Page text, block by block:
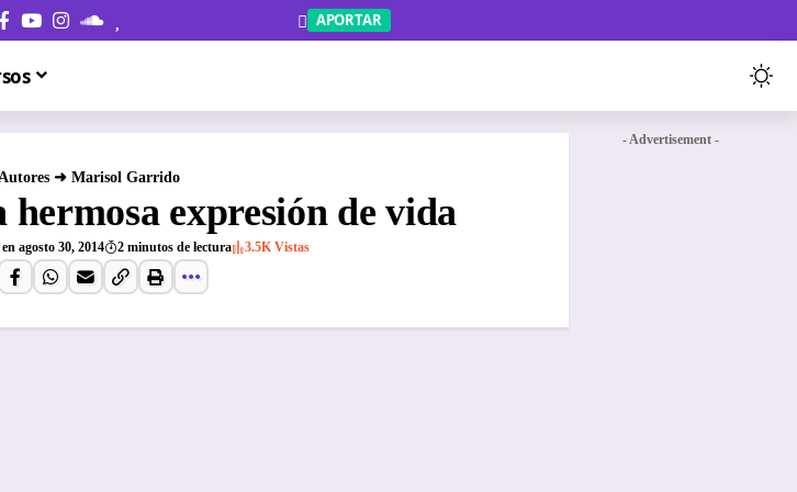
APORTAR
➜ Marisol Garrido
expresión de vida
agosto 30, 2014 2 minutos de lectura 3.5K Vistas
- Advertisement -